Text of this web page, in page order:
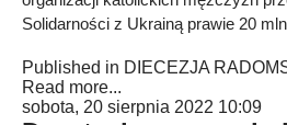
Solidarności z Ukrainą prawie 20
Published in DIECEZJA
Read more...
sobota, 20 sierpnia 2022 10:09